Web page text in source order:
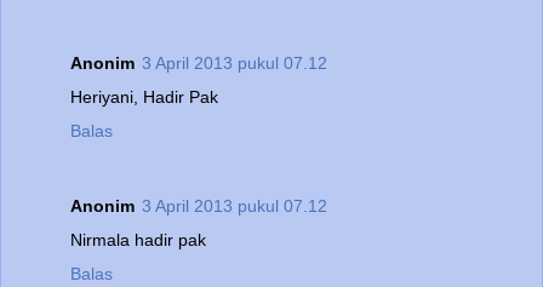
Anonim 3 April 2013 pukul 07.12
Heriyani, Hadir Pak
Balas
Anonim 3 April 2013 pukul 07.12
Nirmala hadir pak
Balas